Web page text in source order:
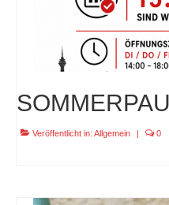
impressum
Veröffentlicht in: Allgemein | 0